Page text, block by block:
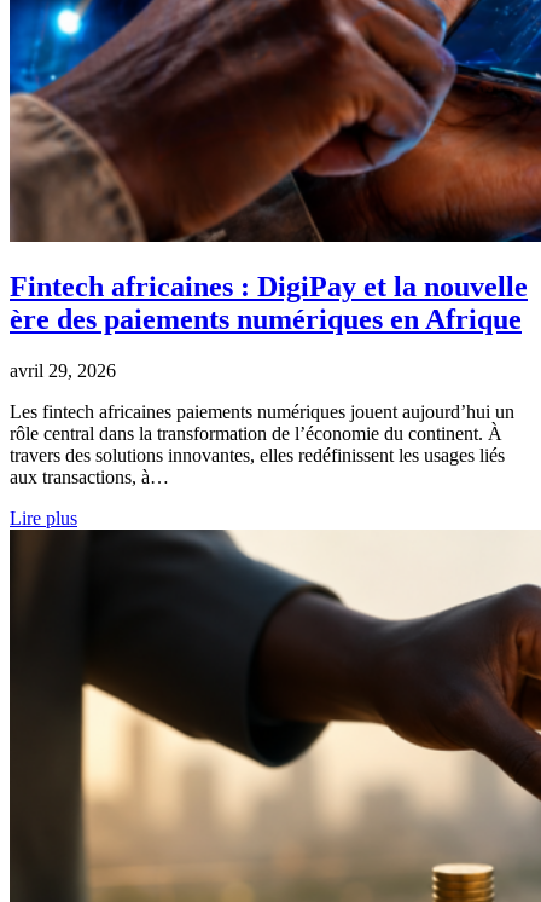
Fintech africaines : DigiPay et la nouvelle
ère des paiements numériques en Afrique
avril 29, 2026
Les fintech africaines paiements numériques jouent aujourd’hui un
rôle central dans la transformation de l’économie du continent. À
travers des solutions innovantes, elles redéfinissent les usages liés
aux transactions, à…
Lire plus